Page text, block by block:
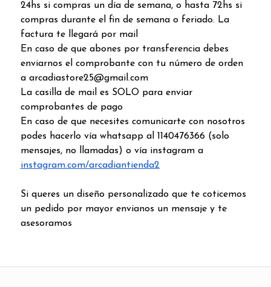
24hs si compras un día de semana, o hasta 72hs si
compras durante el fin de semana o feriado. La
factura te llegará por mail
En caso de que abones por transferencia debes
enviarnos el comprobante con tu número de orden
a arcadiastore25@gmail.com
La casilla de mail es SOLO para enviar
comprobantes de pago
En caso de que necesites comunicarte con nosotros
podes hacerlo vía whatsapp al 1140476366 (solo
mensajes, no llamadas) o vía instagram a
instagram.com/arcadiantienda2
Si queres un diseño personalizado que te coticemos
un pedido por mayor envianos un mensaje y te
asesoramos